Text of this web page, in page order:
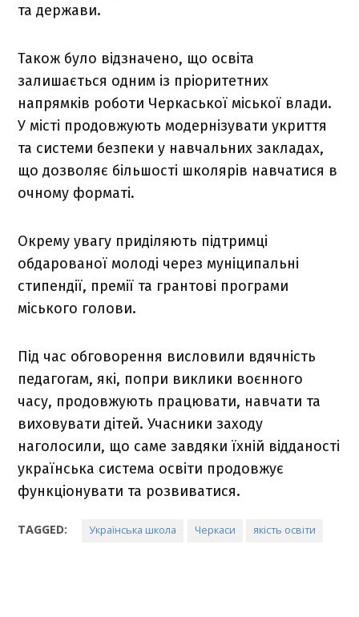
та держави.
Також було відзначено, що освіта
залишається одним із пріоритетних
напрямків роботи Черкаської міської влади.
У місті продовжують модернізувати укриття
та системи безпеки у навчальних закладах,
що дозволяє більшості школярів навчатися в
очному форматі.
Окрему увагу приділяють підтримці
обдарованої молоді через муніципальні
стипендії, премії та грантові програми
міського голови.
Під час обговорення висловили вдячність
педагогам, які, попри виклики воєнного
часу, продовжують працювати, навчати та
виховувати дітей. Учасники заходу
наголосили, що саме завдяки їхній відданості
українська система освіти продовжує
функціонувати та розвиватися.
TAGGED: Українська школа Черкаси якість освіти